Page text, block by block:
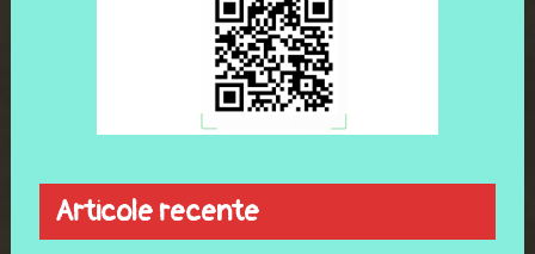
Articole recente